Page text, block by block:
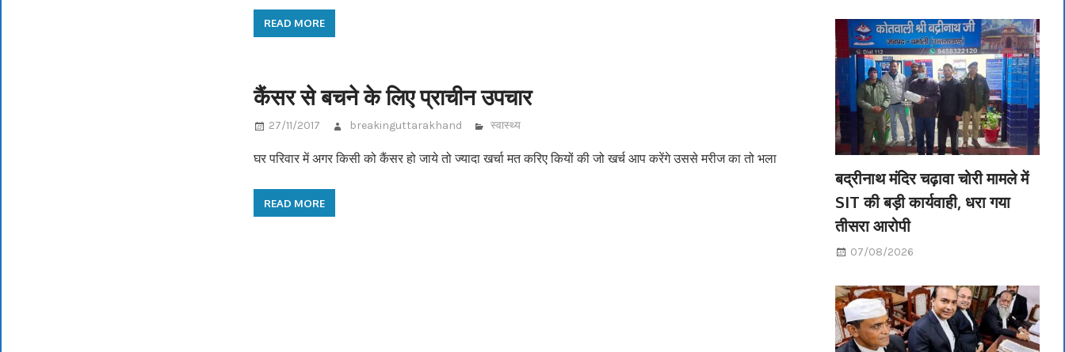
READ MORE
कैंसर से बचने के लिए प्राचीन उपचार
27/11/2017 breakinguttarakhand स्वास्थ्य
घर परिवार में अगर किसी को कैंसर हो जाये तो ज्यादा खर्चा मत करिए कियों की जो खर्च आप करेंगे उससे मरीज का तो भला
READ MORE
बद्रीनाथ मंदिर चढ़ावा चोरी मामले में
SIT की बड़ी कार्यवाही, धरा गया
तीसरा आरोपी
07/08/2026